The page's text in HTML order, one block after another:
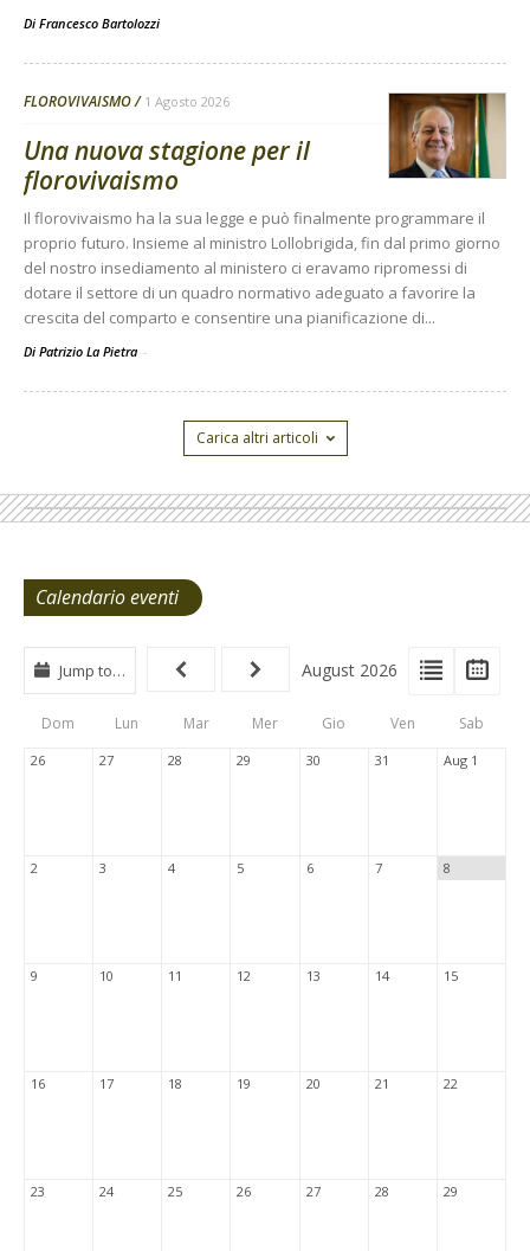
Di Francesco Bartolozzi
FLOROVIVAISMO 1 Agosto 2026
Una nuova stagione per il
florovivaismo
Il florovivaismo ha la sua legge e può finalmente programmare il
proprio futuro. Insieme al ministro Lollobrigida, fin dal primo giorno
del nostro insediamento al ministero ci eravamo ripromessi di
dotare il settore di un quadro normativo adeguato a favorire la
crescita del comparto e consentire una pianificazione di...
Di Patrizio La Pietra -
Carica altri articoli
Calendario eventi
View
Type
Tabs
View
List
Jump to… August 2026
Dom Lun Mar Mer Gio Ven Sab
26 27 28 29 30 31 Aug 1
2 3 4 5 6 7 8
9 10 11 12 13 14 15
16 17 18 19 20 21 22
23 24 25 26 27 28 29